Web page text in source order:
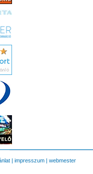
| impresszum | webmester